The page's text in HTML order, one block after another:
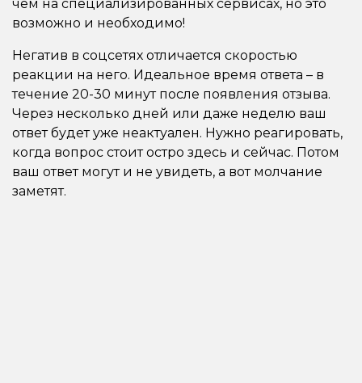
чем на специализированных сервисах, но это
возможно и необходимо!
Негатив в соцсетях отличается скоростью
реакции на него. Идеальное время ответа – в
течение 20-30 минут после появления отзыва.
Через несколько дней или даже неделю ваш
ответ будет уже неактуален. Нужно реагировать,
когда вопрос стоит остро здесь и сейчас. Потом
ваш ответ могут и не увидеть, а вот молчание
заметят.